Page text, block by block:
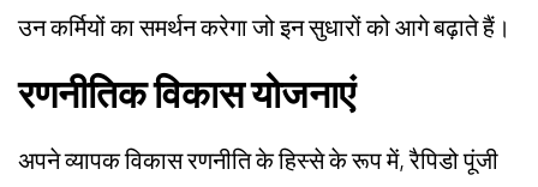
उन कर्मियों का समर्थन करेगा जो इन सुधारों को आगे बढ़ाते हैं।
रणनीतिक विकास योजनाएं
अपने व्यापक विकास रणनीति के हिस्से के रूप में, रैपिडो पूंजी